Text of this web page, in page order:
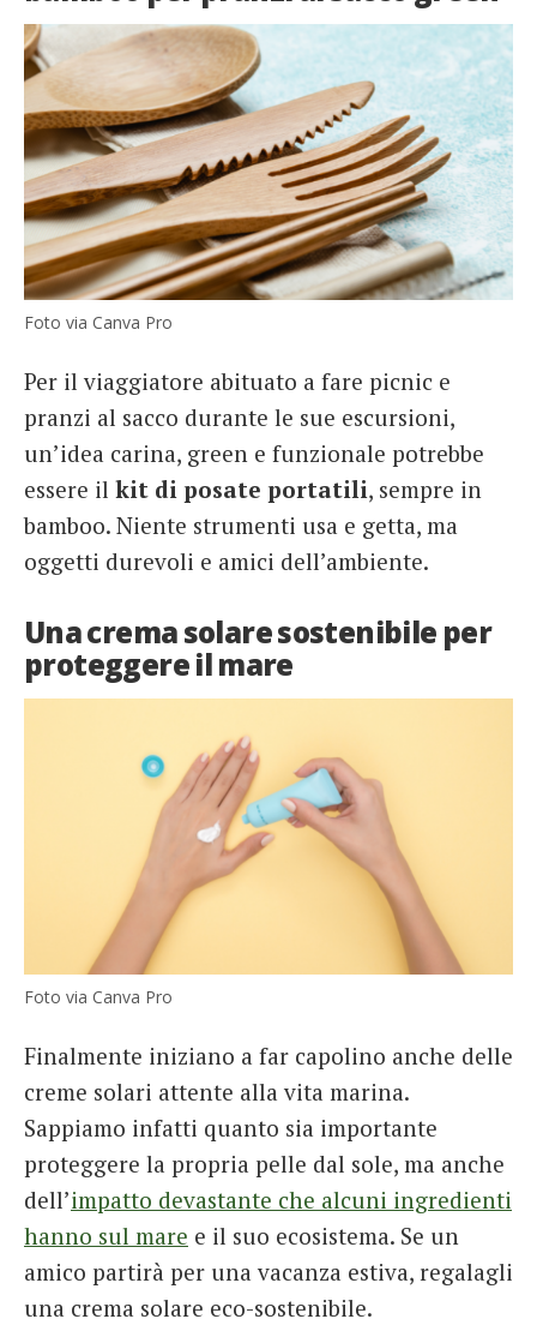
Foto via Canva Pro
Per il viaggiatore abituato a fare picnic e
pranzi al sacco durante le sue escursioni,
un’idea carina, green e funzionale potrebbe
essere il kit di posate portatili, sempre in
bamboo. Niente strumenti usa e getta, ma
oggetti durevoli e amici dell’ambiente.
Una crema solare sostenibile per
proteggere il mare
Foto via Canva Pro
Finalmente iniziano a far capolino anche delle
creme solari attente alla vita marina.
Sappiamo infatti quanto sia importante
proteggere la propria pelle dal sole, ma anche
dell’impatto devastante che alcuni ingredienti
hanno sul mare e il suo ecosistema. Se un
amico partirà per una vacanza estiva, regalagli
una crema solare eco-sostenibile.